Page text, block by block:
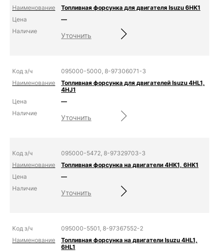
Топливная форсунка для двигателя Isuzu 6HK1
—
Уточнить
095000-5000, 8-97306071-3
Топливная форсунка для двигателей Isuzu 4HL1,
4HJ1
—
Уточнить
095000-5472, 8-97329703-3
Топливная форсунка на двигатели 4HK1, 6HK1
—
Уточнить
095000-5501, 8-97367552-2
Топливная форсунка на двигатели Isuzu 4HL1,
6HL1